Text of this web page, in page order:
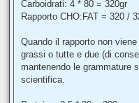
Carboidrati: 4 * 80 = 320gr
Rapporto CHO:FAT = 320 /
Quando il rapporto non
grassi o tutte e due (di
mantenendo le grammature
scientifica.